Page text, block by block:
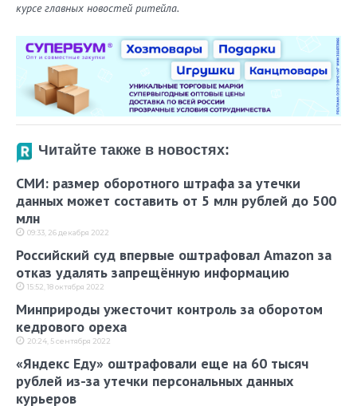
курсе главных новостей ритейла.
Читайте также в новостях:
СМИ: размер оборотного штрафа за утечки
данных может составить от 5 млн рублей до 500
млн
09:33, 26 декабря 2022
Российский суд впервые оштрафовал Amazon за
отказ удалять запрещённую информацию
15:52, 18 октября 2022
Минприроды ужесточит контроль за оборотом
кедрового ореха
20:24, 5 сентября 2022
«Яндекс Еду» оштрафовали еще на 60 тысяч
рублей из-за утечки персональных данных
курьеров